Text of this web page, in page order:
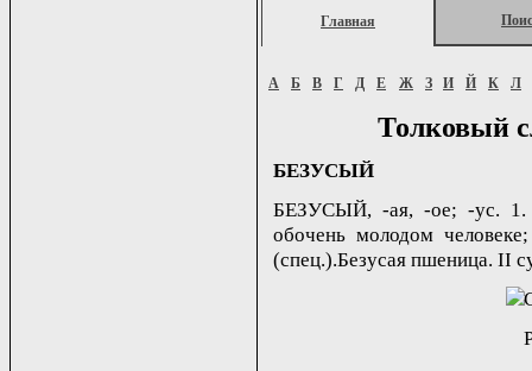
Главная
А Б В Г Д Е Ж З И Й К Л
Толковый
БЕЗУСЫЙ
БЕЗУСЫЙ, -ая, -ое; -ус. 1.
обочень молодом
(спец.).Безусая пшеница. II